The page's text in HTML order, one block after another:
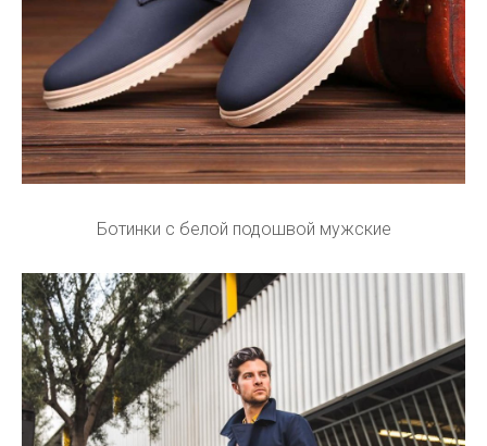
Ботинки с белой подошвой мужские